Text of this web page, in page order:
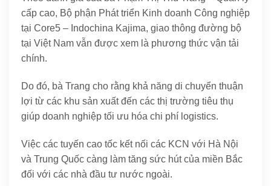
cấp cao, Bộ phận Phát triển Kinh doanh Công nghiệp
tại Core5 – Indochina Kajima, giao thông đường bộ
tại Việt Nam vẫn được xem là phương thức vận tải
chính.
Do đó, bà Trang cho rằng khả năng di chuyển thuận
lợi từ các khu sản xuất đến các thị trường tiêu thụ
giúp doanh nghiệp tối ưu hóa chi phí logistics.
Việc các tuyến cao tốc kết nối các KCN với Hà Nội
và Trung Quốc càng làm tăng sức hút của miền Bắc
đối với các nhà đầu tư nước ngoài.